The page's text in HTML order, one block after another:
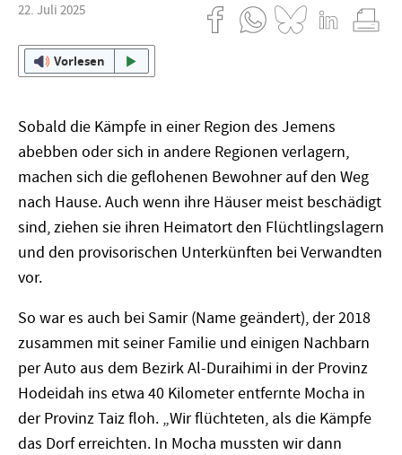
22. Juli 2025
Vorlesen
Sobald die Kämpfe in einer Region des Jemens
abebben oder sich in andere Regionen verlagern,
machen sich die geflohenen Bewohner auf den Weg
nach Hause. Auch wenn ihre Häuser meist beschädigt
sind, ziehen sie ihren Heimatort den Flüchtlingslagern
und den provisorischen Unterkünften bei Verwandten
vor.
So war es auch bei Samir (Name geändert), der 2018
zusammen mit seiner Familie und einigen Nachbarn
per Auto aus dem Bezirk Al-Duraihimi in der Provinz
Hodeidah ins etwa 40 Kilometer entfernte Mocha in
der Provinz Taiz floh. „Wir flüchteten, als die Kämpfe
das Dorf erreichten. In Mocha mussten wir dann